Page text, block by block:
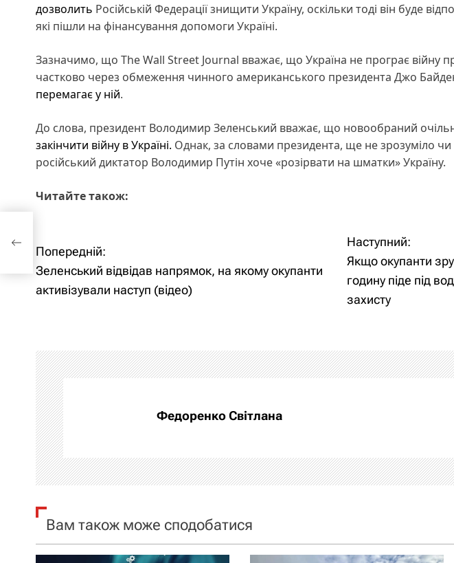
дозволить Російській Федерації знищити Україну, оскільки тоді він буде
які пішли на фінансування допомоги Україні.
Зазначимо, що The Wall Street Journal вважає, що Україна не програє війну
частково через обмеження чинного американського президента Джо
перемагає у ній.
До слова, президент Володимир Зеленський вважає, що новообраний
закінчити війну в Україні. Однак, за словами президента, ще не зрозуміло чи
російський диктатор Володимир Путін хоче «розірвати на шматки» Україну.
Читайте також:
Н
а
г
а
ц
і
я
з
а
Попередній:
Зеленський відвідав напрямок, на якому окупанти
активізували наступ (відео)
Наступний:
Якщо окупанти
годину піде під
захисту
Федоренко Світлана
Вам також може сподобатися